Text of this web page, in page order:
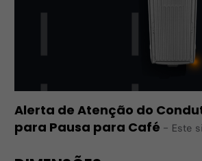
Alerta de Atenção do
para Pausa para Café​ – ​Este